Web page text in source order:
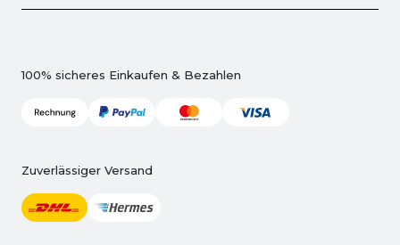
100% sicheres Einkaufen & Bezahlen
Zuverlässiger Versand